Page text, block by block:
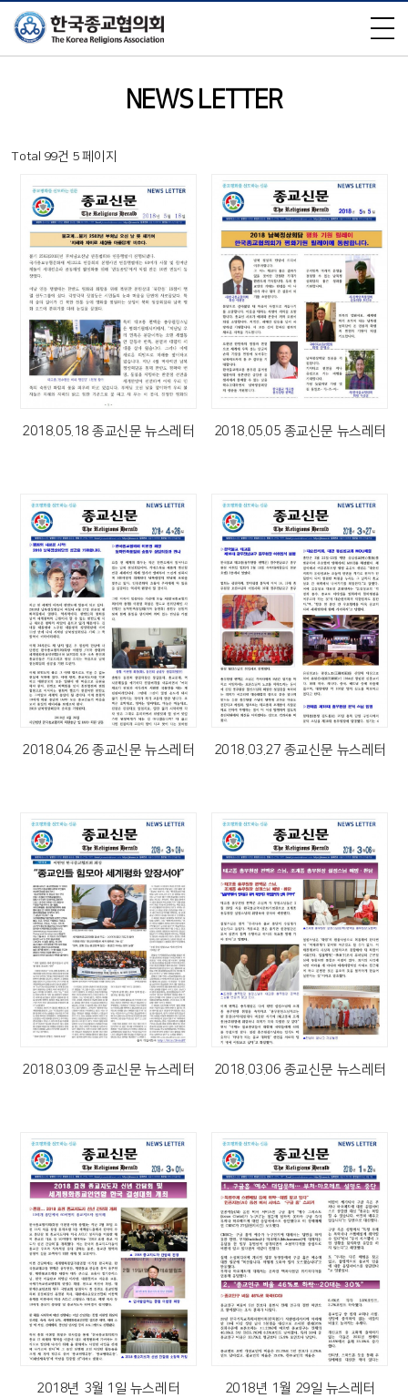
×
NEWS LETTER
Total 99건 5 페이지
2018.05.18 종교신문 뉴스레터 2018.05.05 종교신문 뉴스레터
2018.04.26 종교신문 뉴스레터 2018.03.27 종교신문 뉴스레터
2018.03.09 종교신문 뉴스레터 2018.03.06 종교신문 뉴스레터
2018년 3월 1일 뉴스레터 2018년 1월 29일 뉴스레터